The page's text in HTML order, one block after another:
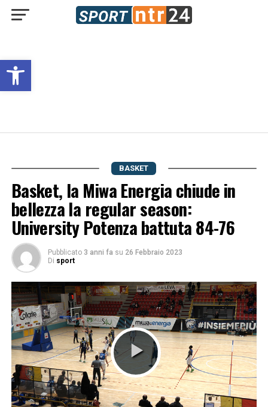
Open toolbar
BASKET
Basket, la Miwa Energia chiude in
bellezza la regular season:
University Potenza battuta 84-76
Pubblicato 3 anni fa su 26 Febbraio 2023
Di sport